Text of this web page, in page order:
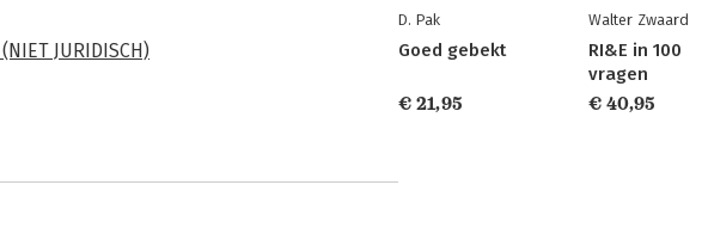
JURIDISCH)
D. Pak
Goed gebekt
€ 21,95
Walter Zwaard
RI&E in 100
vragen
€ 40,95